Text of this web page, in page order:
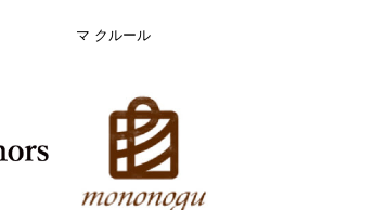
マ クルール